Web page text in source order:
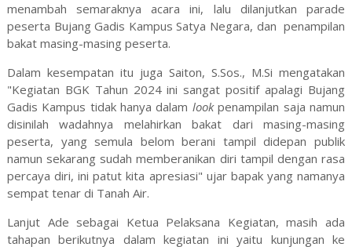
menambah semaraknya acara ini, lalu dilanjutkan parade
peserta Bujang Gadis Kampus Satya Negara, dan penampilan
bakat masing-masing peserta.
Dalam kesempatan itu juga Saiton, S.Sos., M.Si mengatakan
"Kegiatan BGK Tahun 2024 ini sangat positif apalagi Bujang
Gadis Kampus tidak hanya dalam lookpenampilan saja namun
disinilah wadahnya melahirkan bakat dari masing-masing
peserta, yang semula belom berani tampil didepan publik
namun sekarang sudah memberanikan diri tampil dengan rasa
percaya diri, ini patut kita apresiasi" ujar bapak yang namanya
sempat tenar di Tanah Air.
Lanjut Ade sebagai Ketua Pelaksana Kegiatan, masih ada
tahapan berikutnya dalam kegiatan ini yaitu kunjungan ke